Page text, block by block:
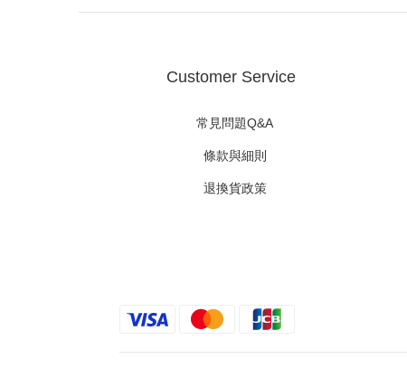
Customer Service
常見問題Q&A
條款與細則
退換貨政策